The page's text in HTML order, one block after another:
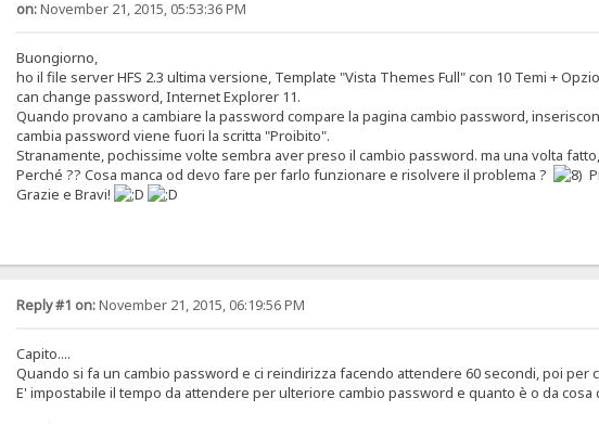
on:November 21, 2015, 05:53:36 PM
Buongiorno,
ho il file server HFS 2.3 ultima versione, Template "Vista Themes Full" con 10 Temi +
can change password, Internet Explorer 11.
Quando provano a cambiare la password compare la pagina cambio password,
cambia password viene fuori la scritta "Proibito".
Stranamente, pochissime volte sembra aver preso il cambio password. ma una volta
Perché ?? Cosa manca od devo fare per farlo funzionare e risolvere il problema ?
Grazie e Bravi!
Reply #1 on:November 21, 2015, 06:19:56 PM
Capito....
Quando si fa un cambio password e ci reindirizza facendo attendere 60 secondi, poi
E' impostabile il tempo da attendere per ulteriore cambio password e quanto è o da cosa